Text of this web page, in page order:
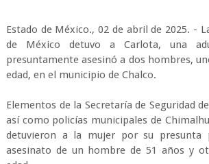
Estado de México., 02 de abril de 2025. -
de México detuvo a Carlota, una
presuntamente asesinó a dos hombres,
edad, en el municipio de Chalco.
Elementos de la Secretaría de Seguridad
así como policías municipales de
detuvieron a la mujer por su presunta
asesinato de un hombre de 51 años y